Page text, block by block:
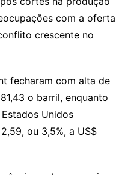
dI
n
e
Cl
a
sr
o
o
m
n
l
e com a oferta
crescente no
fecharam com alta de
o barril, enquanto
Unidos
ou 3,5%, a US$